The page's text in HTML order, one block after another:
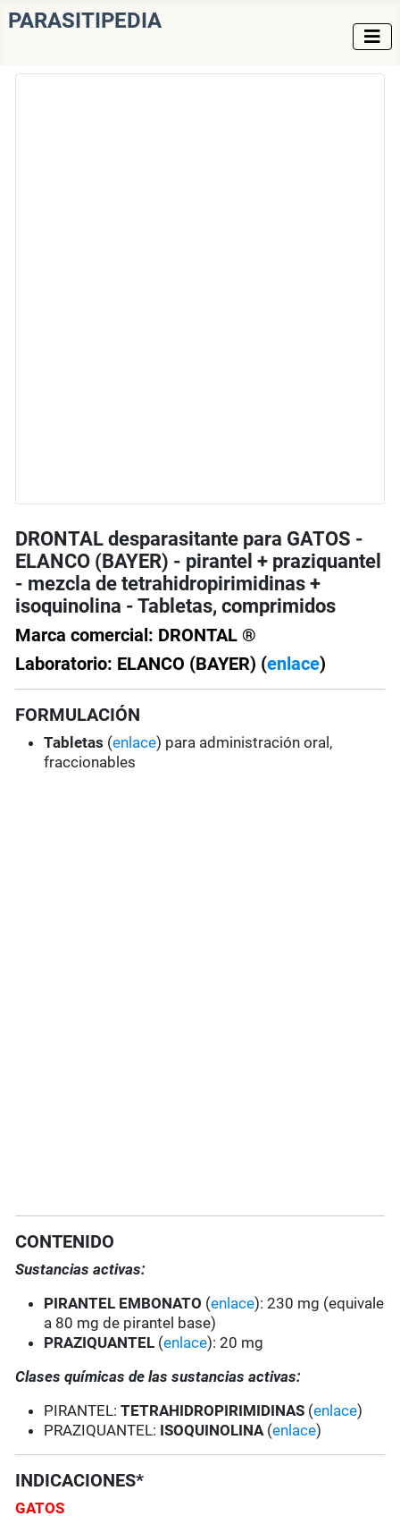
PARASITIPEDIA
DRONTAL desparasitante para GATOS -
ELANCO (BAYER) - pirantel + praziquantel
- mezcla de tetrahidropirimidinas +
isoquinolina - Tabletas, comprimidos
Marca comercial: DRONTAL ®
Laboratorio: ELANCO (BAYER) (enlace)
FORMULACIÓN
Tabletas (enlace) para administración oral,
fraccionables
CONTENIDO
Sustancias activas:
PIRANTEL EMBONATO (enlace): 230 mg (equivale
a 80 mg de pirantel base)
PRAZIQUANTEL (enlace): 20 mg
Clases químicas de las sustancias activas:
PIRANTEL:TETRAHIDROPIRIMIDINAS (enlace)
PRAZIQUANTEL: ISOQUINOLINA(enlace)
INDICACIONES*
GATOS